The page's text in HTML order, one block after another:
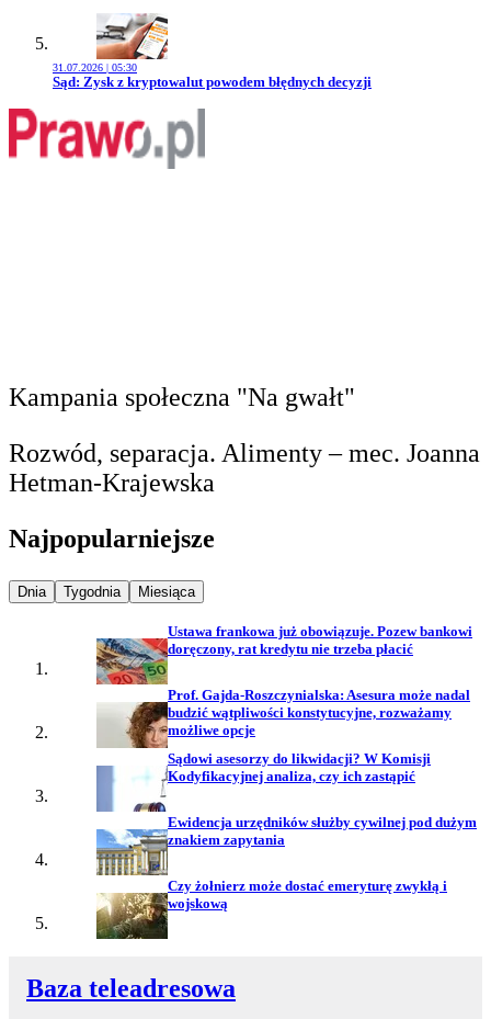
31.07.2026 | 05:30
Przejdź do artykułu:
Sąd: Zysk z kryptowalut powodem błędnych decyzji
Kampania społeczna "Na gwałt"
Rozwód, separacja. Alimenty – mec. Joanna
Hetman-Krajewska
Najpopularniejsze
Najpopularniejsze wiadomości z
Dnia Najpopularniejsze wiadomości z
Tygodnia Najpopularniejsze wiadomości z
Miesiąca
Ustawa frankowa już obowiązuje. Pozew bankowi
doręczony, rat kredytu nie trzeba płacić
Prof. Gajda-Roszczynialska: Asesura może nadal
budzić wątpliwości konstytucyjne, rozważamy
możliwe opcje
Sądowi asesorzy do likwidacji? W Komisji
Kodyfikacyjnej analiza, czy ich zastąpić
Ewidencja urzędników służby cywilnej pod dużym
znakiem zapytania
Czy żołnierz może dostać emeryturę zwykłą i
wojskową
Baza teleadresowa